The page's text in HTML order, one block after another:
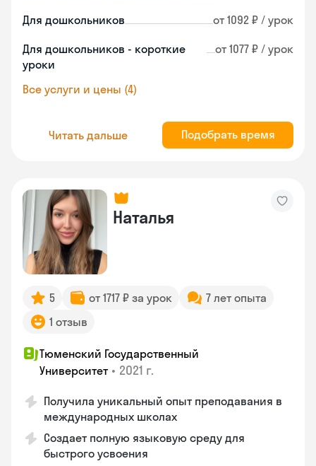
Для дошкольников от 1092 ₽ / урок
Для дошкольников - короткие
уроки
от 1077 ₽ / урок
Все услуги и цены (4)
Читать дальше Подобрать время
Наталья
5 от 1717 ₽ за урок
7 лет опыта
1 отзыв
Тюменский Государственный
Университет • 2021 г.
Получила уникальный опыт преподавания в
международных школах
Создает полную языковую среду для
быстрого усвоения